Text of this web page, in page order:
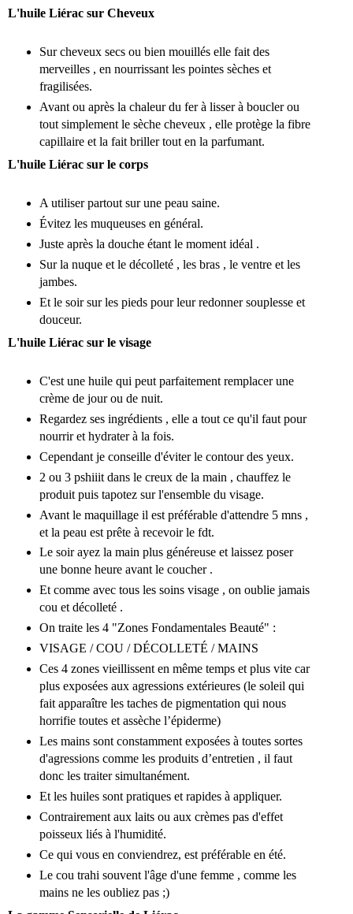
L'huile Liérac sur Cheveux
Sur cheveux secs ou bien mouillés elle fait des
merveilles , en nourrissant les pointes sèches et
fragilisées.
Avant ou après la chaleur du fer à lisser à boucler ou
tout simplement le sèche cheveux , elle protège la fibre
capillaire et la fait briller tout en la parfumant.
L'huile Liérac sur le corps
A utiliser partout sur une peau saine.
Évitez les muqueuses en général.
Juste après la douche étant le moment idéal .
Sur la nuque et le décolleté , les bras , le ventre et les
jambes.
Et le soir sur les pieds pour leur redonner souplesse et
douceur.
L'huile Liérac sur le visage
C'est une huile qui peut parfaitement remplacer une
crème de jour ou de nuit.
Regardez ses ingrédients , elle a tout ce qu'il faut pour
nourrir et hydrater à la fois.
Cependant je conseille d'éviter le contour des yeux.
2 ou 3 pshiiit dans le creux de la main , chauffez le
produit puis tapotez sur l'ensemble du visage.
Avant le maquillage il est préférable d'attendre 5 mns ,
et la peau est prête à recevoir le fdt.
Le soir ayez la main plus généreuse et laissez poser
une bonne heure avant le coucher .
Et comme avec tous les soins visage , on oublie jamais
cou et décolleté .
On traite les 4 "Zones Fondamentales Beauté" :
VISAGE / COU / DÉCOLLETÉ / MAINS
Ces 4 zones vieillissent en même temps et plus vite car
plus exposées aux agressions extérieures (le soleil qui
fait apparaître les taches de pigmentation qui nous
horrifie toutes et assèche l’épiderme)
Les mains sont constamment exposées à toutes sortes
d'agressions comme les produits d’entretien , il faut
donc les traiter simultanément.
Et les huiles sont pratiques et rapides à appliquer.
Contrairement aux laits ou aux crèmes pas d'effet
poisseux liés à l'humidité.
Ce qui vous en conviendrez, est préférable en été.
Le cou trahi souvent l'âge d'une femme , comme les
mains ne les oubliez pas ;)